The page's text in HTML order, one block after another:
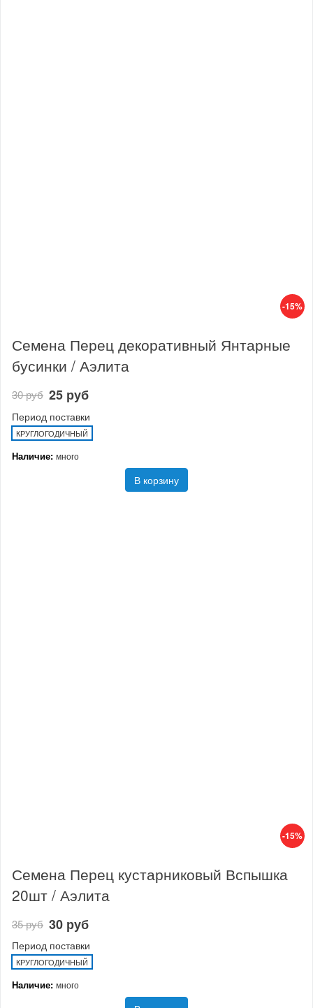
-15%
Семена Перец декоративный Янтарные
бусинки / Аэлита
30 руб 25 руб
Период поставки
КРУГЛОГОДИЧНЫЙ
Наличие: много
В корзину
-15%
Семена Перец кустарниковый Вспышка
20шт / Аэлита
35 руб 30 руб
Период поставки
КРУГЛОГОДИЧНЫЙ
Наличие: много